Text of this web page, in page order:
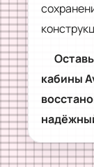
кабины